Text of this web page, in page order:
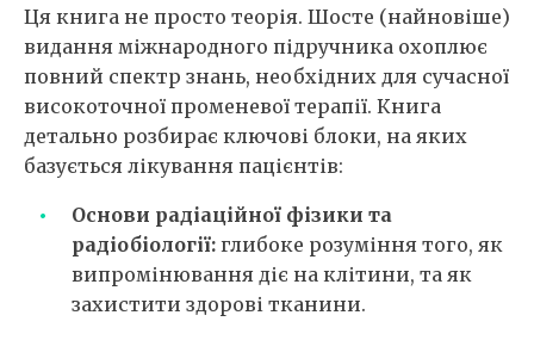
Ця книга не просто теорія. Шосте (найновіше)
видання міжнародного підручника охоплює
повний спектр знань, необхідних для сучасної
високоточної променевої терапії. Книга
детально розбирає ключові блоки, на яких
базується лікування пацієнтів:
Основи радіаційної фізики та
радіобіології: глибоке розуміння того, як
випромінювання діє на клітини, та як
захистити здорові тканини.